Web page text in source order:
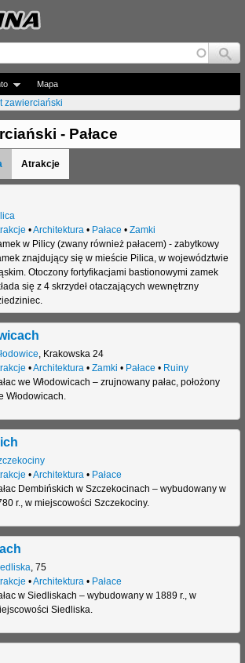
Jump to navigation
Mapa
zawierciański
- Pałace
Atrakcje
•Architektura • Pałace • Zamki
w Pilicy (zwany również pałacem) - zabytkowy
znajdujący się w mieście Pilica, w województwie
Otoczony fortyfikacjami bastionowymi zamek
się z 4 skrzydeł otaczających wewnętrzny
Krakowska 24
•Architektura • Zamki • Pałace • Ruiny
we Włodowicach – zrujnowany pałac, położony
Włodowicach.
•Architektura • Pałace
Dembińskich w Szczekocinach – wybudowany w
r., w miejscowości Szczekociny.
75
•Architektura • Pałace
w Siedliskach – wybudowany w 1889 r., w
Siedliska.